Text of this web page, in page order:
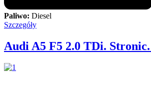
Paliwo: Diesel
Szczegóły
Audi A5 F5 2.0 TDi.